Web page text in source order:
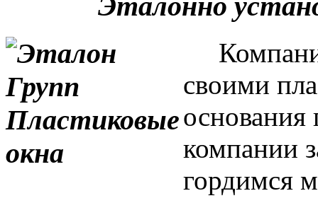
своими
основания
компании
гордимся